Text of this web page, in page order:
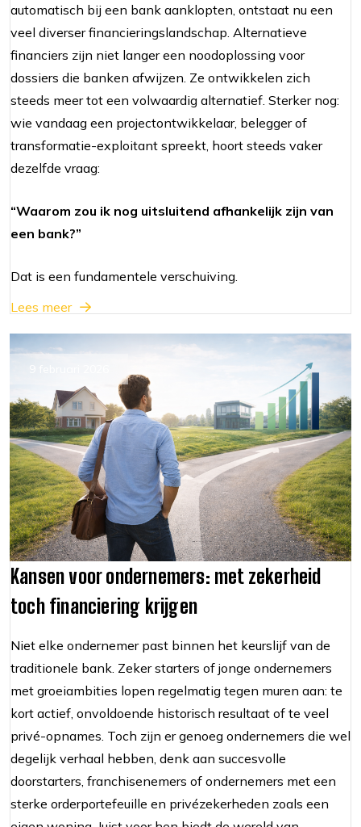
automatisch bij een bank aanklopten, ontstaat nu een
veel diverser financieringslandschap. Alternatieve
financiers zijn niet langer een noodoplossing voor
dossiers die banken afwijzen. Ze ontwikkelen zich
steeds meer tot een volwaardig alternatief. Sterker nog:
wie vandaag een projectontwikkelaar, belegger of
transformatie-exploitant spreekt, hoort steeds vaker
dezelfde vraag:
“Waarom zou ik nog uitsluitend afhankelijk zijn van
een bank?”
Dat is een fundamentele verschuiving.
Lees meer
9 februari 2026
Kansen voor ondernemers: met zekerheid
toch financiering krijgen
Niet elke ondernemer past binnen het keurslijf van de
traditionele bank. Zeker starters of jonge ondernemers
met groeiambities lopen regelmatig tegen muren aan: te
kort actief, onvoldoende historisch resultaat of te veel
privé-opnames. Toch zijn er genoeg ondernemers die wel
degelijk verhaal hebben, denk aan succesvolle
doorstarters, franchisenemers of ondernemers met een
sterke orderportefeuille en privézekerheden zoals een